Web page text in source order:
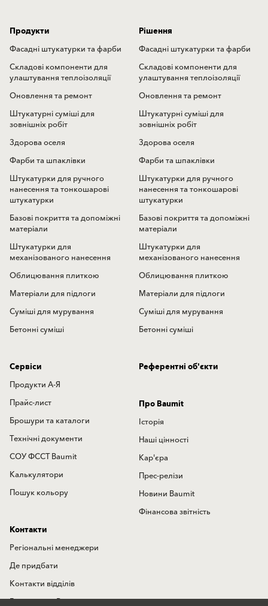
Продукти
Фасадні штукатурки та фарби
Складові компоненти для
улаштування теплоізоляції
Оновлення та ремонт
Штукатурні суміші для
зовнішніх робіт
Здорова оселя
Фарби та шпаклівки
Штукатурки для ручного
нанесення та тонкошарові
штукатурки
Базові покриття та допоміжні
матеріали
Штукатурки для
механізованого нанесення
Облицювання плиткою
Матеріали для підлоги
Суміші для мурування
Бетонні суміші
Рішення
Фасадні штукатурки та фарби
Складові компоненти для
улаштування теплоізоляції
Оновлення та ремонт
Штукатурні суміші для
зовнішніх робіт
Здорова оселя
Фарби та шпаклівки
Штукатурки для ручного
нанесення та тонкошарові
штукатурки
Базові покриття та допоміжні
матеріали
Штукатурки для
механізованого нанесення
Облицювання плиткою
Матеріали для підлоги
Суміші для мурування
Бетонні суміші
Сервіси
Продукти А-Я
Прайс-лист
Брошури та каталоги
Технічні документи
СОУ ФССТ Baumit
Калькулятори
Пошук кольору
Референтні об'єкти
Про Baumit
Історія
Наші цінності
Кар'єра
Прес-релізи
Новини Baumit
Фінансова звітність
Контакти
Регіональні менеджери
Де придбати
Контакти відділів
Гаряча лінія Baumit